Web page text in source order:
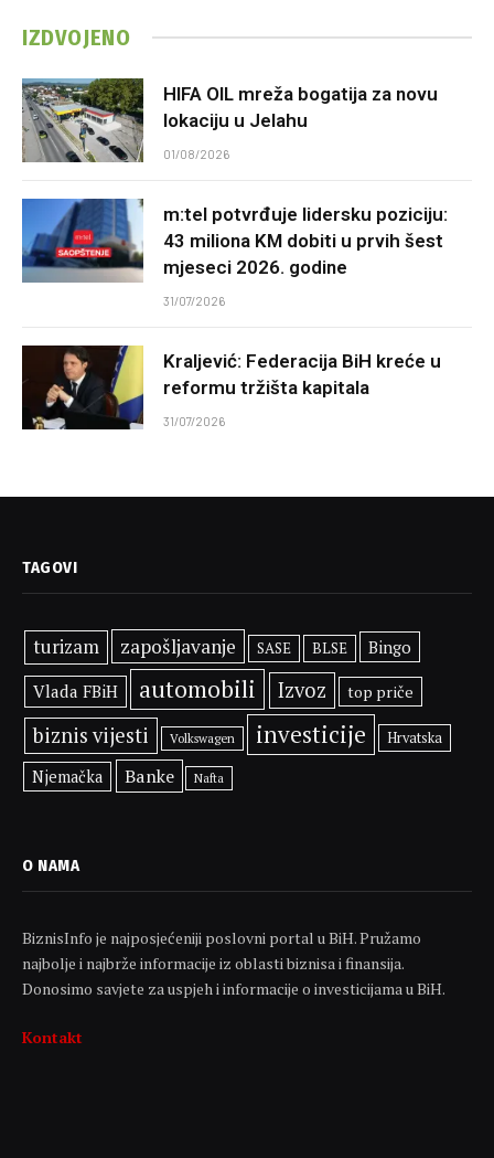
IZDVOJENO
HIFA OIL mreža bogatija za novu
lokaciju u Jelahu
01/08/2026
m:tel potvrđuje lidersku poziciju:
43 miliona KM dobiti u prvih šest
mjeseci 2026. godine
31/07/2026
Kraljević: Federacija BiH kreće u
reformu tržišta kapitala
31/07/2026
TAGOVI
turizam zapošljavanje SASE BLSE
Bingo
Vlada FBiH
automobili Izvoz top priče
biznis vijesti Volkswagen investicije Hrvatska
Njemačka Banke Nafta
O NAMA
BiznisInfo je najposjećeniji poslovni portal u BiH. Pružamo
najbolje i najbrže informacije iz oblasti biznisa i finansija.
Donosimo savjete za uspjeh i informacije o investicijama u BiH.
Kontakt